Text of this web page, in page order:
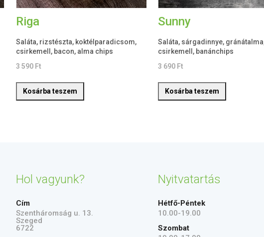
Riga
Saláta, rizstészta, koktélparadicsom,
csirkemell, bacon, alma chips
3 590 Ft
Kosárba teszem
Sunny
Saláta, sárgadinnye,
csirkemell, banánchips
3 690 Ft
Kosárba teszem
Hol vagyunk?
Cím
Szentháromság u. 13.
Szeged
6722
Nyitvatartás
Hétfő-Péntek
10.00-19.00
Szombat